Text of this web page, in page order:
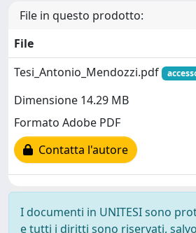
File in questo prodotto:
File
Tesi_Antonio_Mendozzi.pdf
Dimensione 14.29 MB
Formato Adobe PDF
Contatta l'autore
I documenti in UNITESI sono
e tutti i diritti sono riservati,